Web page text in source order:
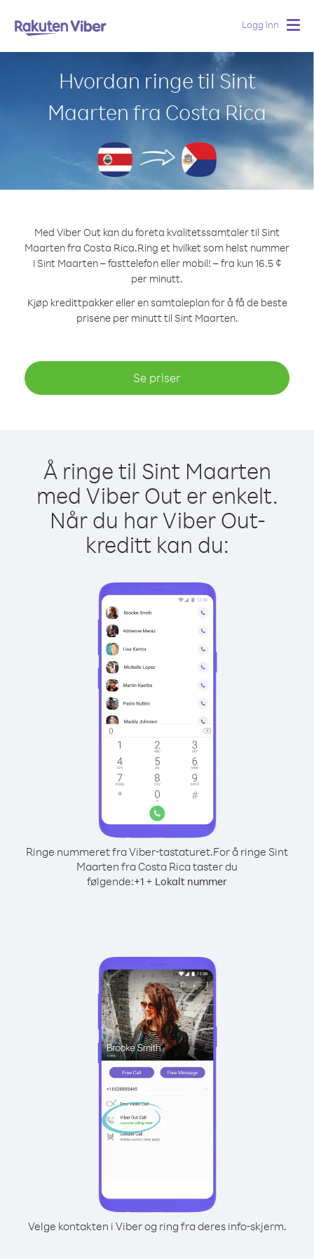
Logg Inn
Hvordan ringe til Sint
Maarten fra Costa Rica
Med Viber Out kan du foreta kvalitetssamtaler til Sint
Maarten fra Costa Rica.Ring et hvilket som helst nummer
i Sint Maarten – fasttelefon eller mobil! – fra kun 16.5 ¢
per minutt.
Kjøp kredittpakker eller en samtaleplan for å få de beste
prisene per minutt til Sint Maarten.
Se priser
Å ringe til Sint Maarten
med Viber Out er enkelt.
Når du har Viber Out-
kreditt kan du:
Ringe nummeret fra Viber-tastaturet.For å ringe Sint
Maarten fra Costa Rica taster du
følgende:+1 + Lokalt nummer
Velge kontakten i Viber og ring fra deres info-skjerm.